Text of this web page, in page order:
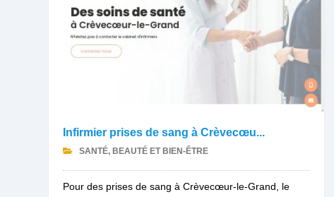
Infirmier prises de sang à Crèvecœu...
SANTÉ, BEAUTÉ ET BIEN-ÊTRE
Pour des prises de sang à Crèvecœur-le-Grand, le